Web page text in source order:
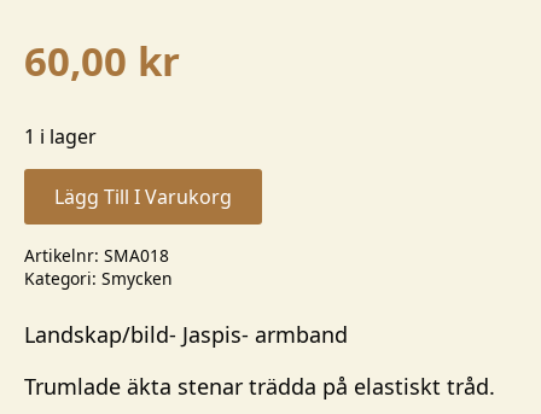
60,00 kr
1 i lager
Lägg Till I Varukorg
Artikelnr: SMA018
Kategori: Smycken
Landskap/bild- Jaspis- armband
Trumlade äkta stenar trädda på elastiskt tråd.